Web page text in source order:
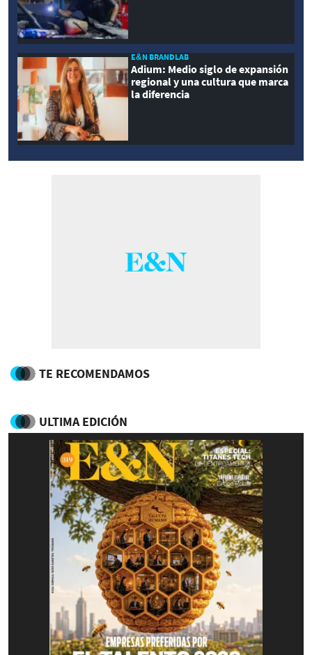
E&N BRANDLAB
Adium: Medio siglo de expansión
regional y una cultura que marca
la diferencia
TE RECOMENDAMOS
ULTIMA EDICIÓN